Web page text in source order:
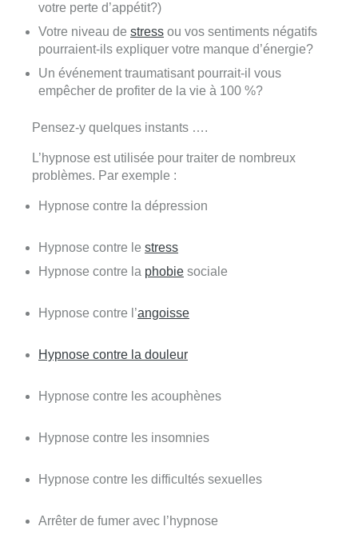
votre perte d’appétit?)
Votre niveau de stress ou vos sentiments négatifs
pourraient-ils expliquer votre manque d’énergie?
Un événement traumatisant pourrait-il vous
empêcher de profiter de la vie à 100 %?
Pensez-y quelques instants ….
L’hypnose est utilisée pour traiter de nombreux
problèmes. Par exemple :
Hypnose contre la dépression
Hypnose contre le stress
Hypnose contre la phobie sociale
Hypnose contre l’angoisse
Hypnose contre la douleur
Hypnose contre les acouphènes
Hypnose contre les insomnies
Hypnose contre les difficultés sexuelles
Arrêter de fumer avec l’hypnose